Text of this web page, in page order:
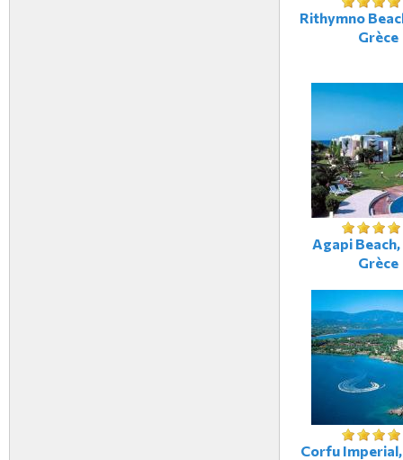
Rithymno
Grèce
Agapi
Grèce
Corfu